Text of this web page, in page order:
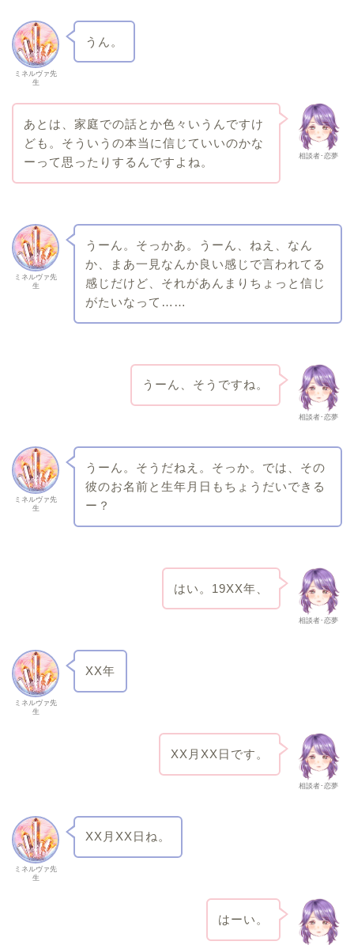
ミネルヴァ先
生
うん。
相談者･恋夢
あとは、家庭での話とか色々いうんですけ
ども。そういうの本当に信じていいのかな
ーって思ったりするんですよね。
ミネルヴァ先
生
うーん。そっかあ。うーん、ねえ、なん
か、まあ一見なんか良い感じで言われてる
感じだけど、それがあんまりちょっと信じ
がたいなって……
相談者･恋夢
うーん、そうですね。
ミネルヴァ先
生
うーん。そうだねえ。そっか。では、その
彼のお名前と生年月日もちょうだいできる
ー？
相談者･恋夢
はい。19XX年、
ミネルヴァ先
生
XX年
相談者･恋夢
XX月XX日です。
ミネルヴァ先
生
XX月XX日ね。
はーい。